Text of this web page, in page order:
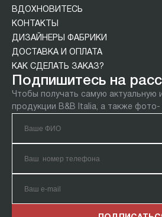
ВДОХНОВИТЕСЬ
КОНТАКТЫ
ДИЗАЙНЕРЫ ФАБРИКИ
ДОСТАВКА И ОПЛАТА
КАК СДЕЛАТЬ ЗАКАЗ?
Подпишитесь на
Чтобы получать самую
продукции B&B Italia, а также